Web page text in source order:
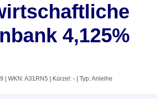
4,125%
| WKN: A31RN5 | Kürzel: - | Typ: Anleihe